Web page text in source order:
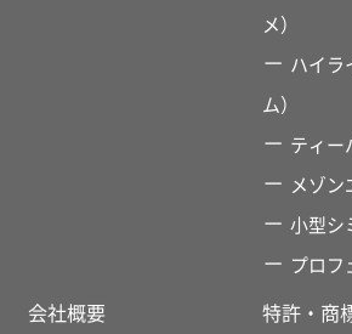
メ）
ハイラ
ム）
ティー
メゾン
小型シ
プロフ
会社概要
特許・商